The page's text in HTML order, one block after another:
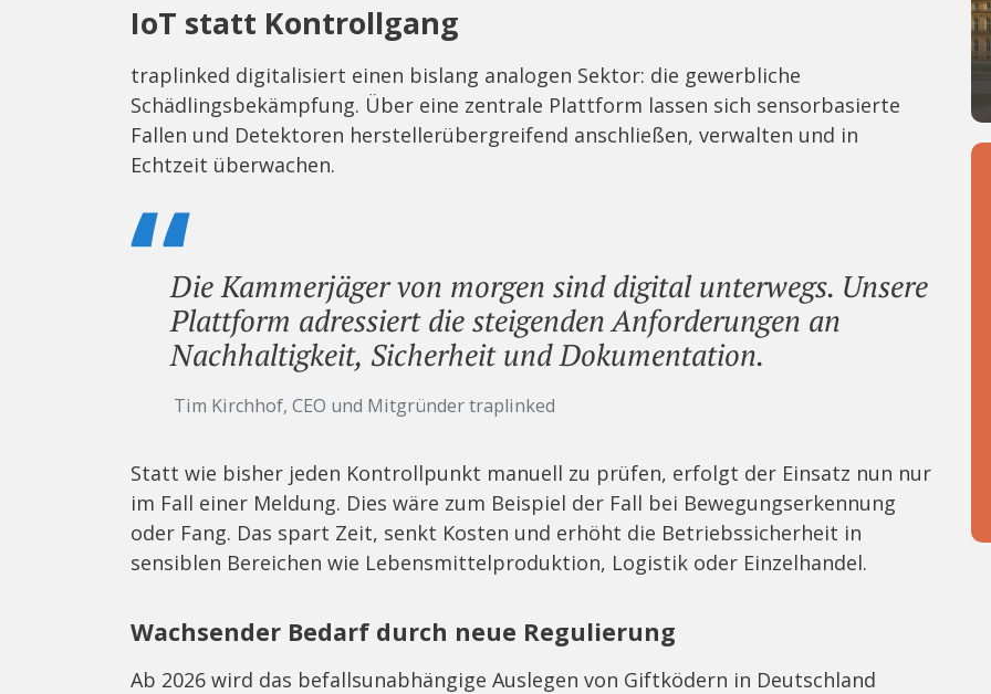
IoT statt Kontrollgang
traplinked digitalisiert einen bislang analogen Sektor: die gewerbliche
Schädlingsbekämpfung. Über eine zentrale Plattform lassen sich sensorbasierte
Fallen und Detektoren herstellerübergreifend anschließen, verwalten und in
Echtzeit überwachen.
Die Kammerjäger von morgen sind digital unterwegs. Unsere
Plattform adressiert die steigenden Anforderungen an
Nachhaltigkeit, Sicherheit und Dokumentation.
Tim Kirchhof, CEO und Mitgründer traplinked
Statt wie bisher jeden Kontrollpunkt manuell zu prüfen, erfolgt der Einsatz nun nur
im Fall einer Meldung. Dies wäre zum Beispiel der Fall bei Bewegungserkennung
oder Fang. Das spart Zeit, senkt Kosten und erhöht die Betriebssicherheit in
sensiblen Bereichen wie Lebensmittelproduktion, Logistik oder Einzelhandel.
Wachsender Bedarf durch neue Regulierung
Ab 2026 wird das befallsunabhängige Auslegen von Giftködern in Deutschland